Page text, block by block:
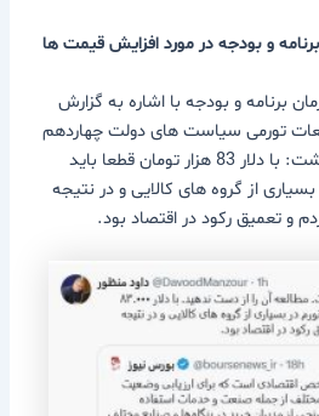
و بودجه در مورد افزایش قیمت ها
برنامه و بودجه با اشاره به گزارش
تورمی سیاست های دولت چهاردهم
هشدار داد. وی در توییتی نوشت: با دلار 83 هزار تومان قطعا باید
از گروه های کالایی و در نتیجه
و تعمیق رکود در اقتصاد بود.